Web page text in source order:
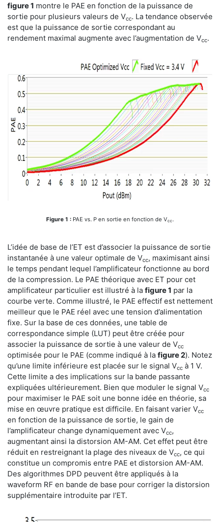
figure 1 montre le PAE en fonction de la puissance de
sortie pour plusieurs valeurs de Vcc. La tendance observée
est que la puissance de sortie correspondant au
rendement maximal augmente avec l’augmentation de Vcc.
Figure 1 : PAE vs. P en sortie en fonction de Vcc .
L’idée de base de l’ET est d’associer la puissance de sortie
instantanée à une valeur optimale de Vcc, maximisant ainsi
le temps pendant lequel l’amplificateur fonctionne au bord
de la compression. Le PAE théorique avec ET pour cet
amplificateur particulier est illustré à la figure 1 par la
courbe verte. Comme illustré, le PAE effectif est nettement
meilleur que le PAE réel avec une tension d’alimentation
fixe. Sur la base de ces données, une table de
correspondance simple (LUT) peut être créée pour
associer la puissance de sortie à une valeur de Vcc
optimisée pour le PAE (comme indiqué à la figure 2). Notez
qu’une limite inférieure est placée sur le signal Vcc à 1 V.
Cette limite a des implications sur la bande passante
expliquées ultérieurement. Bien que moduler le signal Vcc
pour maximiser le PAE soit une bonne idée en théorie, sa
mise en œuvre pratique est difficile. En faisant varier Vcc
en fonction de la puissance de sortie, le gain de
l’amplificateur change dynamiquement avec Vcc,
augmentant ainsi la distorsion AM-AM. Cet effet peut être
réduit en restreignant la plage des niveaux de Vcc, ce qui
constitue un compromis entre PAE et distorsion AM-AM.
Des algorithmes DPD peuvent être appliqués à la
waveform RF en bande de base pour corriger la distorsion
supplémentaire introduite par l’ET.